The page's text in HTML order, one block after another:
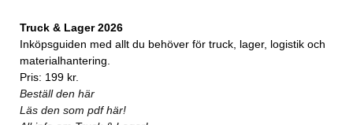
Truck & Lager 2026
Inköpsguiden med allt du behöver för truck, lager, logistik och
materialhantering.
Pris: 199 kr.
Beställ den här
Läs den som pdf här!